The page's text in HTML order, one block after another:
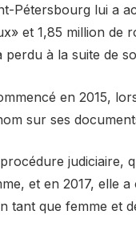
Pétersbourg lui a
et 1,85 million
à la suite de
en 2015,
sur ses
judiciaire,
et en 2017, elle
tant que femme et